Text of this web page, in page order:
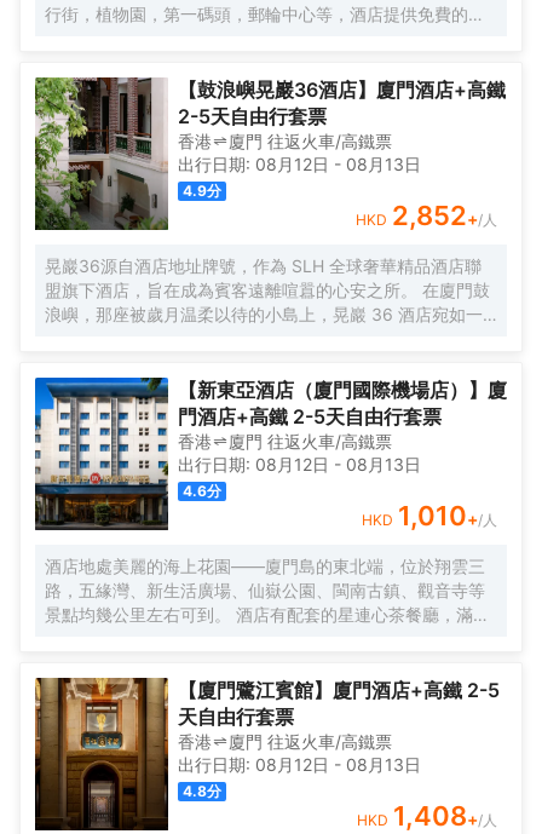
行街，植物園，第一碼頭，郵輪中心等，酒店提供免費的洗
【鼓浪嶼晃巖36酒店】廈門酒店+高鐵
2-5天自由行套票
香港 廈門 往返火車/高鐵票
出行日期: 08月12日 - 08月13日
4.9分
HKD 2,852+/人
晃巖36源自酒店地址牌號，作為 SLH 全球奢華精品酒店聯
盟旗下酒店，旨在成為賓客遠離喧囂的心安之所。 在廈門鼓
浪嶼，那座被歲月温柔以待的小島上，晃巖 36 酒店宛如一
磚石間縈繞。自廈門搭乘渡輪，仿若穿越一片波光粼粼的詩
海，便能抵達這片與繁忙及快節奏隔絕的靜謐天堂。 踏入晃
巖36，復古留聲機裏傳出的悠揚旋律，似是時光的淺吟低
唱，伴你開啟這一場優雅之旅。閩南彩色玻璃窗與南洋風情
花紋瓷磚錯落交織，仿若一幅色彩斑斕而又富有異域風情的
畫卷，目光所及之處，皆是細膩的藝術筆觸。每間卧室皆似
陽光的寵兒，寬敞露台仿若空中花園，精心雕琢的細節之處
盡顯匠心。精心挑選的洗護產品與南方酒店少有的臻品烘衣
倉，以貼心的呵護，讓每一個清晨的準備都成為一種愉悅的
儀式。靜謐的夜晚，在戶外浴缸中舒展身心，拱形窗戶宛如
精緻畫框，框住那城市的迷人景緻，亦框住這片刻的寧靜與
間，悠然品茗，讓那一抹茶香與自然的氣息相融相契。在那
寧靜的庭院裏，新中式茶韻裊裊，創意咖啡香氣氤氲，時光
彷彿在此刻停駐，讓人沉醉不知歸路。「日光餐廳」裏，中
西合璧的融合美食宛如一場舌尖上的文化盛宴。「音樂會客
廳」內，鋼琴伴奏下的威士忌之夜，又似一場靈魂與音符、
美酒的繾綣私語。
【新東亞酒店（廈門國際機場店）】廈
門酒店+高鐵 2-5天自由行套票
香港 廈門 往返火車/高鐵票
出行日期: 08月12日 - 08月13日
4.6分
HKD 1,010+/人
酒店地處美麗的海上花園——廈門島的東北端，位於翔雲三
路，五緣灣、新生活廣場、仙嶽公園、閩南古鎮、觀音寺等
景點均幾公里左右可到。 酒店有配套的星連心茶餐廳，滿足
客一換，網絡讓你與外界溝通不中斷。酒店為住客提供免費
接送機服務（詳情諮詢門店）。
【廈門鷺江賓館】廈門酒店+高鐵 2-5
天自由行套票
香港 廈門 往返火車/高鐵票
出行日期: 08月12日 - 08月13日
4.8分
HKD 1,408+/人